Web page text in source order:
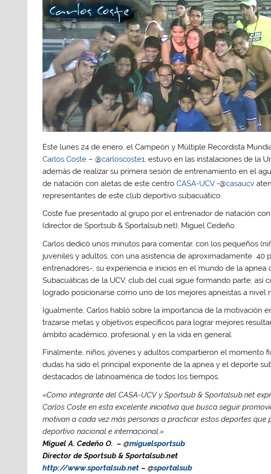
Este lunes 24 de enero, el Campeón y Múltiple Recordista
Carlos Coste – @carloscoste1, estuvo en las instalaciones de la
además de realizar su primera sesión de entrenamiento en el
de natación con aletas de este centroCASA-UCV-@casaucv
representantes de este club deportivo subacuático.
Coste fue presentado al grupo por el entrenador de natación
(director de Sportsub & Sportalsub.net), Miguel Cedeño.
Carlos dedicó unos minutos para comentar, con los pequeños
juveniles y adultos, con una asistencia de aproximadamente 40
entrenadores-, su experiencia e inicios en el mundo de la
Subacuáticas de la UCV, club del cual sigue formando parte;
logrado posicionarse como uno de los mejores apneistas a nivel
Igualmente, Carlos habló sobre la importancia de la motivación
trazarse metas y objetivos específicos para lograr mejores
ámbito académico, profesional y en la vida en general.
Finalmente, niños, jóvenes y adultos compartieron el momento
dudas ha sido el principal exponente de la apnea y el deporte
destacados de latinoamérica de todos los tiempos.
«Como integrante del CASA-UCV y Sportsub & Sportalsub.net
Carlos Coste en esta excelente iniciativa que busca seguir
motivan a cada vez más personas a practicar estos deportes
deportivo nacional e internacional.»
Miguel A. Cedeño O. – @miguelsportsub
Director de Sportsub & Sportalsub.net
http://www.sportalsub.net– @sportalsub